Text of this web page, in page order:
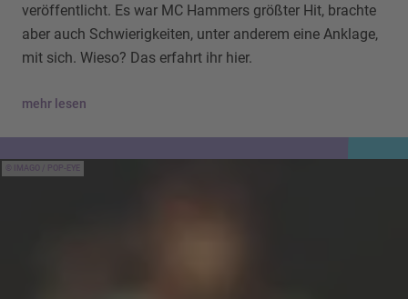
veröffentlicht. Es war MC Hammers größter Hit, brachte
aber auch Schwierigkeiten, unter anderem eine Anklage,
mit sich. Wieso? Das erfahrt ihr hier.
mehr lesen
IMAGO / POP-EYE